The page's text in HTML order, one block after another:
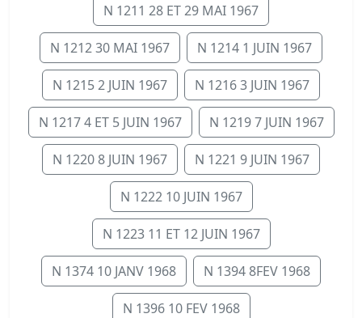
N 1211 28 ET 29 MAI 1967
N 1212 30 MAI 1967 N 1214 1 JUIN 1967
N 1215 2 JUIN 1967 N 1216 3 JUIN 1967
N 1217 4 ET 5 JUIN 1967 N 1219 7 JUIN 1967
N 1220 8 JUIN 1967 N 1221 9 JUIN 1967
N 1222 10 JUIN 1967
N 1223 11 ET 12 JUIN 1967
N 1374 10 JANV 1968 N 1394 8FEV 1968
N 1396 10 FEV 1968